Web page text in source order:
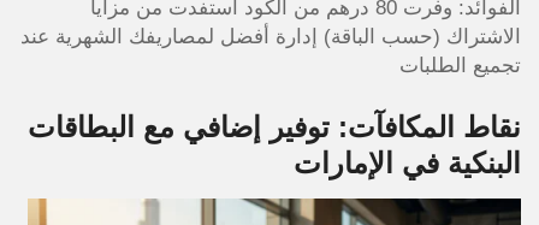
الفوائد: وفرت 80 درهم من الكود استفدت من مزايا
الاشتراك (حسب الباقة) إدارة أفضل لمصاريفك الشهرية عند
تجميع الطلبات
نقاط المكافآت: توفير إضافي مع البطاقات
البنكية في الإمارات